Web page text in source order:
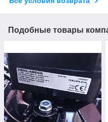
Подобные товары